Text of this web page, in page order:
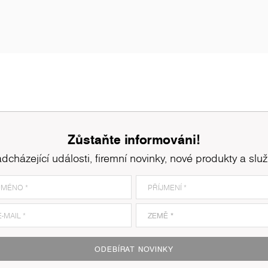
Zůstaňte informováni!
události, firemní novinky, nové produkty a
ODEBÍRAT NOVINKY